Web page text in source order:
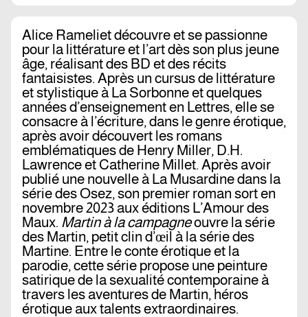
Alice Rameliet découvre et se passionne
pour la littérature et l’art dès son plus jeune
âge, réalisant des BD et des récits
fantaisistes. Après un cursus de littérature
et stylistique à La Sorbonne et quelques
années d’enseignement en Lettres, elle se
consacre à l’écriture, dans le genre érotique,
après avoir découvert les romans
emblématiques de Henry Miller, D.H.
Lawrence et Catherine Millet. Après avoir
publié une nouvelle à La Musardine dans la
série des Osez, son premier roman sort en
novembre 2023 aux éditions L’Amour des
Maux. Martin à la campagneouvre la série
des Martin, petit clin d’œil à la série des
Martine. Entre le conte érotique et la
parodie, cette série propose une peinture
satirique de la sexualité contemporaine à
travers les aventures de Martin, héros
érotique aux talents extraordinaires.